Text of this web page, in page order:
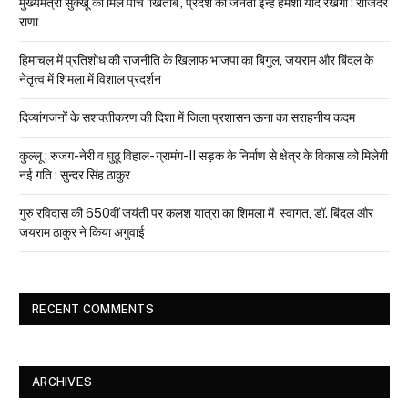
राणा
हिमाचल में प्रतिशोध की राजनीति के खिलाफ भाजपा का बिगुल, जयराम और बिंदल के
नेतृत्व में शिमला में विशाल प्रदर्शन
दिव्यांगजनों के सशक्तीकरण की दिशा में जिला प्रशासन ऊना का सराहनीय कदम
कुल्लू : रुजग-नेरी व घुठू विहाल- ग्रामंग-II सड़क के निर्माण से क्षेत्र के विकास को मिलेगी
नई गति : सुन्दर सिंह ठाकुर
गुरु रविदास की 650वीं जयंती पर कलश यात्रा का शिमला में स्वागत, डॉ. बिंदल और
जयराम ठाकुर ने किया अगुवाई
RECENT COMMENTS
ARCHIVES